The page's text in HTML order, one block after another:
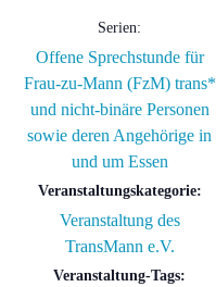
Serien:
Offene Sprechstunde für
Frau-zu-Mann (FzM) trans*
und nicht-binäre Personen
sowie deren Angehörige in
und um Essen
Veranstaltungskategorie:
Veranstaltung des
TransMann e.V.
Veranstaltung-Tags: